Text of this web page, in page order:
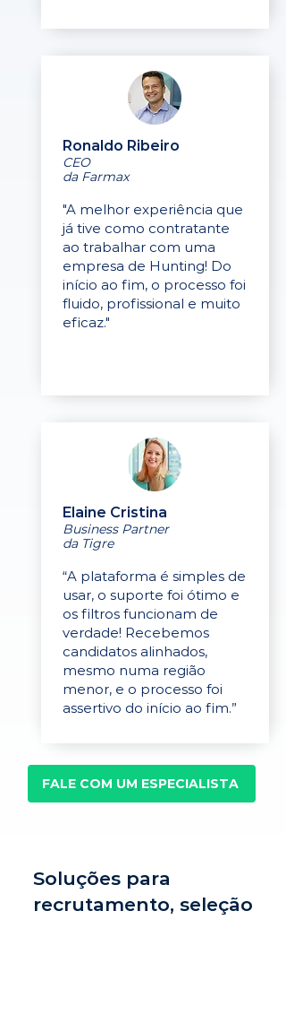
Ronaldo Ribeiro
CEO
da Farmax
"A melhor experiência que
já tive como contratante
ao trabalhar com uma
empresa de Hunting! Do
início ao fim, o processo foi
fluido, profissional e muito
eficaz."
Elaine Cristina
Business Partner
da Tigre
“A plataforma é simples de
usar, o suporte foi ótimo e
os filtros funcionam de
verdade! Recebemos
candidatos alinhados,
mesmo numa região
menor, e o processo foi
assertivo do início ao fim.”
FALE COM UM ESPECIALISTA
Soluções para
recrutamento, seleção